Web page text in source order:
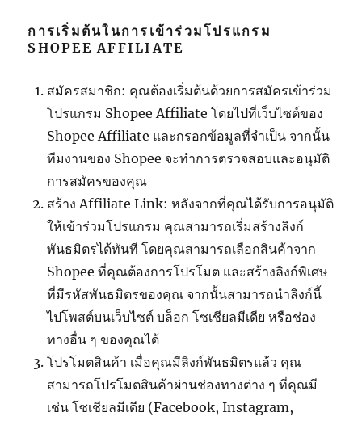
การเริ่มต้นในการเข้าร่วมโปรแกรม
SHOPEE AFFILIATE
สมัครสมาชิก: คุณต้องเริ่มต้นด้วยการสมัครเข้าร่วม
โปรแกรม Shopee Affiliateโดยไปที่เว็บไซต์ของ
Shopee Affiliate และกรอกข้อมูลที่จำเป็น จากนั้น
ทีมงานของ Shopee จะทำการตรวจสอบและอนุมัติ
การสมัครของคุณ
สร้างAffiliate Link:หลังจากที่คุณได้รับการอนุมัติ
ให้เข้าร่วมโปรแกรม คุณสามารถเริ่มสร้างลิงก์
พันธมิตรได้ทันที โดยคุณสามารถเลือกสินค้าจาก
Shopeeที่คุณต้องการโปรโมต และสร้างลิงก์พิเศษ
ที่มีรหัสพันธมิตรของคุณ จากนั้นสามารถนำลิงก์นี้
ไปโพสต์บนเว็บไซต์ บล็อก โซเชียลมีเดีย หรือช่อง
ทางอื่น ๆ ของคุณได้
โปรโมตสินค้า เมื่อคุณมีลิงก์พันธมิตรแล้ว คุณ
สามารถโปรโมตสินค้าผ่านช่องทางต่าง ๆ ที่คุณมี
เช่น โซเชียลมีเดีย (Facebook, Instagram,